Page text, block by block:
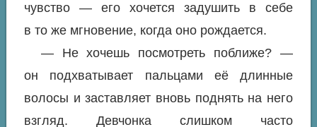
чувство — его хочется задушить в себе
в то же мгновение, когда оно рождается.
— Не хочешь посмотреть поближе? —
он подхватывает пальцами её длинные
волосы и заставляет вновь поднять на него
взгляд. Девчонка слишком часто